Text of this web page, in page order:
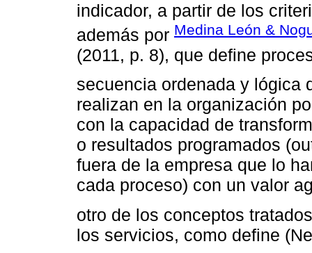
indicador, a partir de los
además por Medina León &
(2011, p. 8), que define
secuencia ordenada y lógica
realizan en la organización
con la capacidad de
o resultados programados
fuera de la empresa que lo
cada proceso) con un valor
otro de los conceptos
los servicios, como define